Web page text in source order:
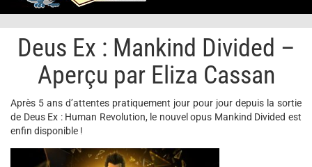
Deus Ex : Mankind Divided –
Aperçu par Eliza Cassan
Après 5 ans d’attentes pratiquement jour pour jour depuis la sortie
de Deus Ex : Human Revolution, le nouvel opus Mankind Divided est
enfin disponible !